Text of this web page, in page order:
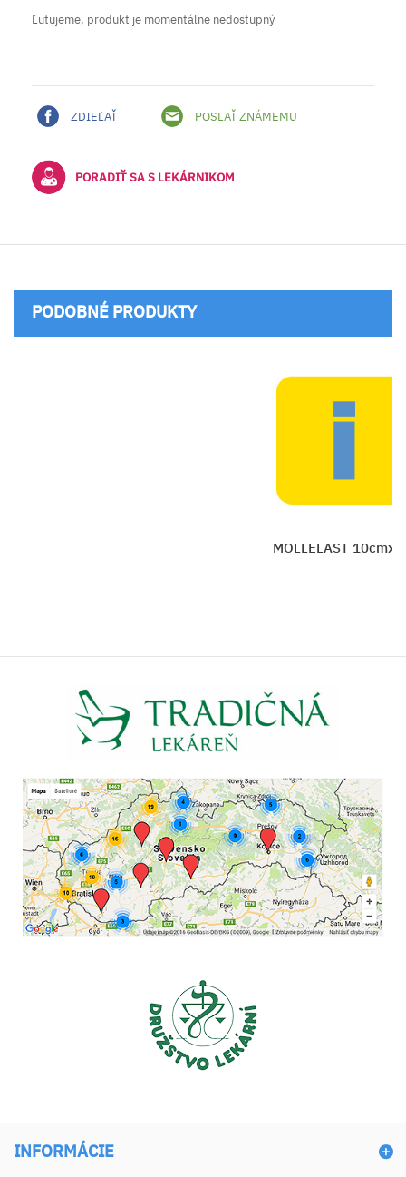
Ľutujeme, produkt je momentálne nedostupný
ZDIEĽAŤ POSLAŤ ZNÁMEMU
PORADIŤ SA S LEKÁRNIKOM
PODOBNÉ PRODUKTY
INFORMÁCIE